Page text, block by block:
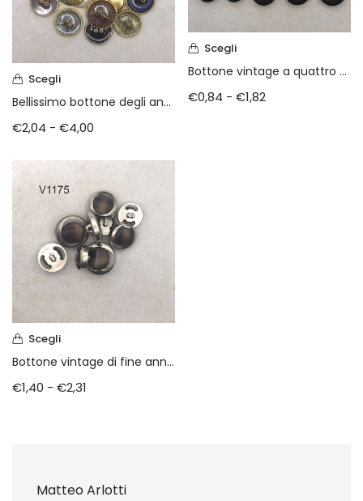
Scegli
Bellissimo bottone degli anni 80
€2,04 - €4,00
Scegli
Bottone vintage a quattro fori anni 80
€0,84 - €1,82
Scegli
Bottone vintage di fine anni 70
€1,40 - €2,31
Matteo Arlotti